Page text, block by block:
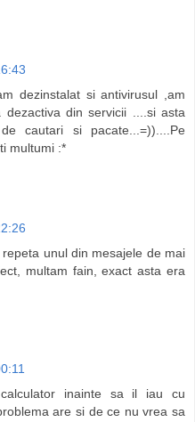
dezinstalat si antivirusul ,am
din servicii ....si asta
cautari si pacate...=))....Pe
multumi :*
unul din mesajele de mai
multam fain, exact asta era
inainte sa il iau cu
are si de ce nu vrea sa